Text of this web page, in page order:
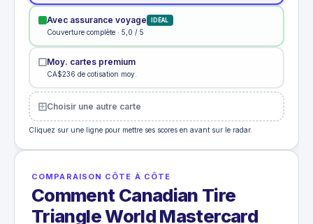
Avec assurance voyage IDÉAL
Couverture complète · 5,0 / 5
Moy. cartes premium
CA$236 de cotisation moy.
Choisir une autre carte
Cliquez sur une ligne pour mettre ses scores en avant sur le radar.
COMPARAISON CÔTE À CÔTE
Comment Canadian Tire
Triangle World Mastercard